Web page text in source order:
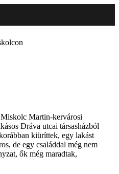
Martin-kervárosi
Dráva utcai társasházból
kiüríttek, egy lakást
de egy családdal még nem
ők még maradtak,